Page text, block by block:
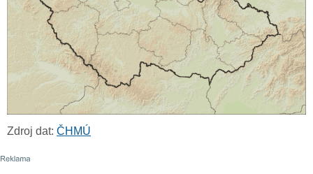
Zdroj dat: ČHMÚ